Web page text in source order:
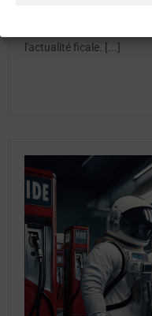
l'actualité ficale. [...]